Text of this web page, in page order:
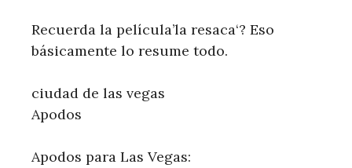
Recuerda la película’la resaca‘? Eso
básicamente lo resume todo.
ciudad de las vegas
Apodos
Apodos para Las Vegas: